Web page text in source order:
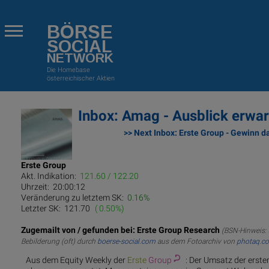
BÖRSE
SOCIAL
NETWORK
Die Homebase
österreichischer Aktien
Inbox: Amag - Ausblick
>> Next Inbox: Erste Group - Gewinn
Erste Group
Akt. Indikation: 121.60 / 122.20
Uhrzeit: 20:00:12
Veränderung zu letztem SK: 0.16%
Letzter SK: 121.70 ( 0.50%)
Zugemailt von / gefunden bei: Erste Group Research (BSN-
Bebilderung (oft) durch boerse-social.com aus dem Fotoarchiv von
Aus dem Equity Weekly der ErsteGroup
: Der Umsatz der